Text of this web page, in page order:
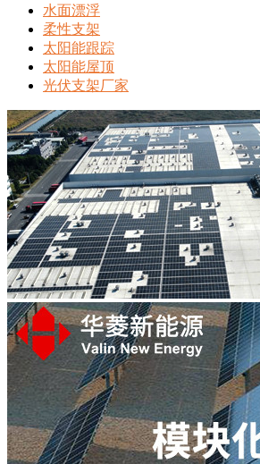
水面漂浮
柔性支架
太阳能跟踪
太阳能屋顶
光伏支架厂家